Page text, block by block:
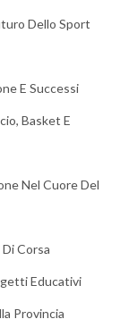
Dello Sport
E Successi
Basket E
Nel Cuore Del
Corsa
Educativi
Provincia